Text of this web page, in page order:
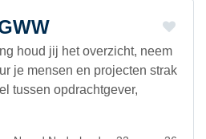
houd jij het overzicht, neem
je mensen en projecten strak
tussen opdrachtgever,